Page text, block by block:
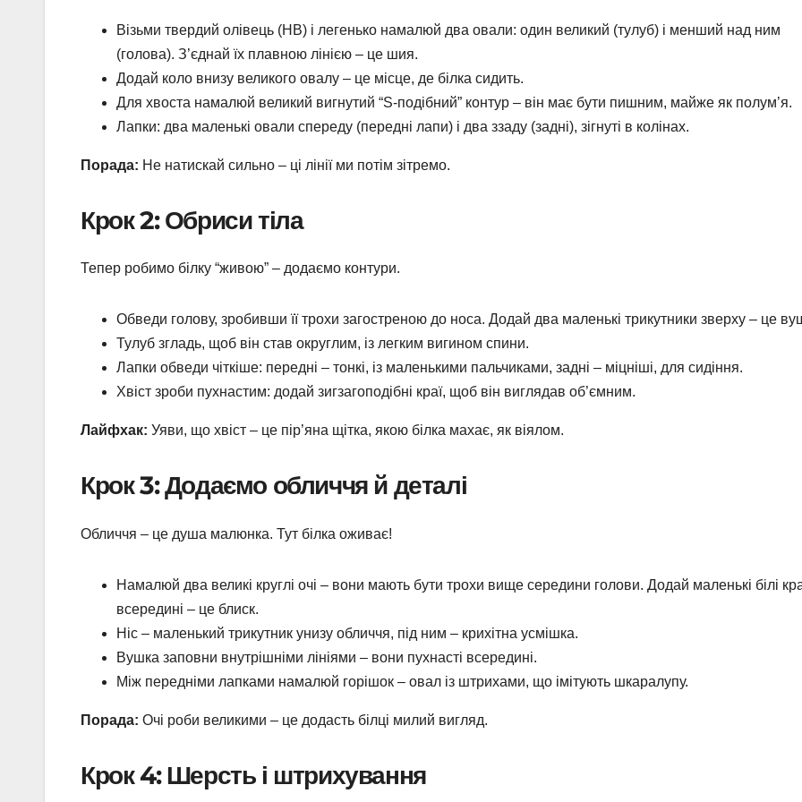
Візьми твердий олівець (HB) і легенько намалюй два овали: один великий (тулуб) і менший над ним
(голова). З’єднай їх плавною лінією – це шия.
Додай коло внизу великого овалу – це місце, де білка сидить.
Для хвоста намалюй великий вигнутий “S-подібний” контур – він має бути пишним, майже як полум’я.
Лапки: два маленькі овали спереду (передні лапи) і два ззаду (задні), зігнуті в колінах.
Порада: Не натискай сильно – ці лінії ми потім зітремо.
Крок 2: Обриси тіла
Тепер робимо білку “живою” – додаємо контури.
Обведи голову, зробивши її трохи загостреною до носа. Додай два маленькі трикутники зверху – це
Тулуб згладь, щоб він став округлим, із легким вигином спини.
Лапки обведи чіткіше: передні – тонкі, із маленькими пальчиками, задні – міцніші, для сидіння.
Хвіст зроби пухнастим: додай зигзагоподібні краї, щоб він виглядав об’ємним.
Лайфхак: Уяви, що хвіст – це пір’яна щітка, якою білка махає, як віялом.
Крок 3: Додаємо обличчя й деталі
Обличчя – це душа малюнка. Тут білка оживає!
Намалюй два великі круглі очі – вони мають бути трохи вище середини голови. Додай маленькі білі
всередині – це блиск.
Ніс – маленький трикутник унизу обличчя, під ним – крихітна усмішка.
Вушка заповни внутрішніми лініями – вони пухнасті всередині.
Між передніми лапками намалюй горішок – овал із штрихами, що імітують шкаралупу.
Порада: Очі роби великими – це додасть білці милий вигляд.
Крок 4: Шерсть і штрихування